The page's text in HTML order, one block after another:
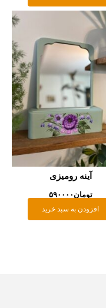
آینه رومیزی
تومان۵۹۰۰۰۰
افزودن به سبد خرید